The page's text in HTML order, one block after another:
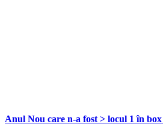
Anul Nou care n-a fost > locul 1 în